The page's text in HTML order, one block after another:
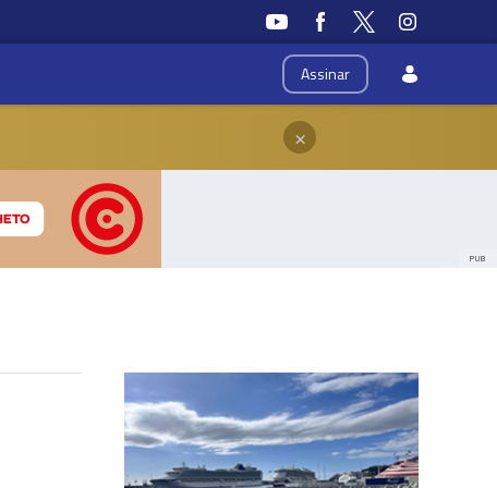
Assinar
×
PUB